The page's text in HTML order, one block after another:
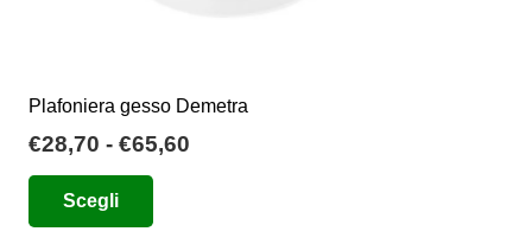
Plafoniera gesso Demetra
€28,70 - €65,60
Scegli